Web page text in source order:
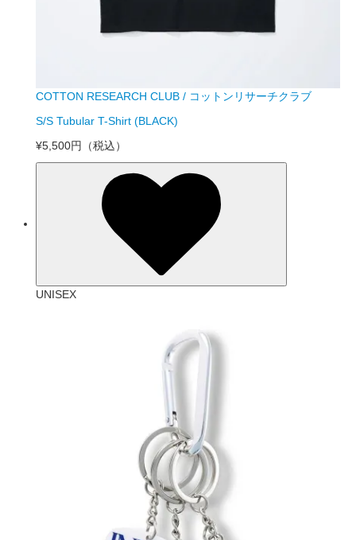
COTTON RESEARCH CLUB / コットンリサーチクラブ
S/S Tubular T-Shirt (BLACK)
¥5,500円
（税込）
UNISEX